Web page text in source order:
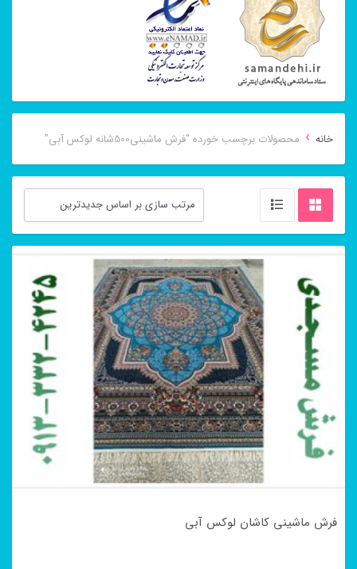
خانه › محصولات برچسب خورده “فرش ماشینی500شانه لوکس آبی”
فرش ماشینی کاشان لوکس آبی